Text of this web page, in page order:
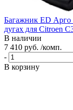
Багажник ED Арго
дугах для Citroen
В наличии
7 410 руб. /комп.
-
В корзину